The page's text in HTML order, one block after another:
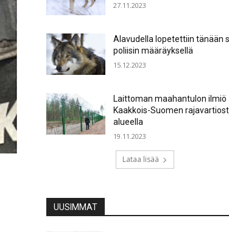
27.11.2023
Alavudella lopetettiin tänään
poliisin määräyksellä
15.12.2023
Laittoman maahantulon ilmiö
Kaakkois-Suomen
alueella
19.11.2023
Lataa lisää
UUSIMMAT